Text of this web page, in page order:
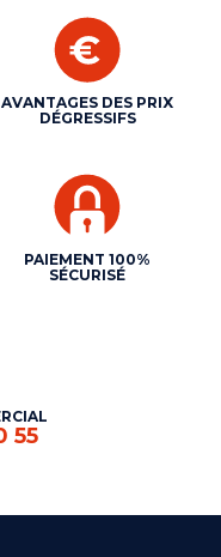
AVANTAGES DES PRIX
DÉGRESSIFS
PAIEMENT 100%
SÉCURISÉ
55